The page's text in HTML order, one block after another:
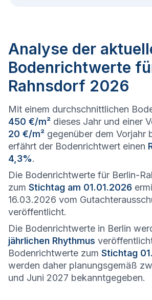
Analyse der
Bodenrichtwerte
Rahnsdorf 2026
Mit einem durchschnittlichen
450 €/m² dieses Jahr und einer
20 €/m² gegenüber dem Vorjahr
erfährt der Bodenrichtwert einen
4,3%.
Die Bodenrichtwerte für Berlin-
zum Stichtag am 01.01.2026
16.03.2026 vom
veröffentlicht.
Die Bodenrichtwerte in Berlin
jährlichen Rhythmus
Bodenrichtwerte zum Stichtag
werden daher planungsgemäß
und Juni 2027 bekanntgegeben.